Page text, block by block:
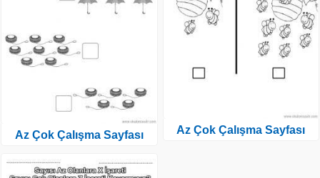
Az Çok Çalışma Sayfası Az Çok Çalışma Sayfası